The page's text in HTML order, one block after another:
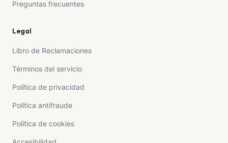
Preguntas frecuentes
Legal
Libro de Reclamaciones
Términos del servicio
Política de privacidad
Política antifraude
Política de cookies